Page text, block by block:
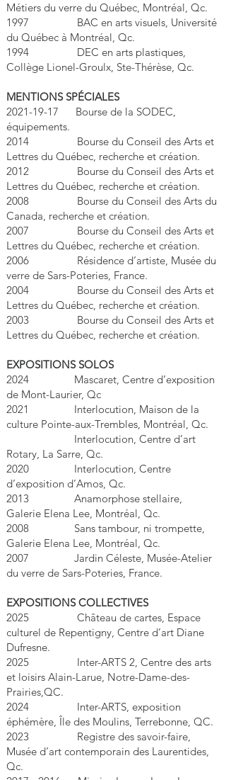
Métiers du verre du Québec, Montréal, Qc.
1997 BAC en arts visuels, Université
du Québec à Montréal, Qc.
1994 DEC en arts plastiques,
Collège Lionel-Groulx, Ste-Thérèse, Qc.
MENTIONS SPÉCIALES
2021-19-17 Bourse de la SODEC,
équipements.
2014 Bourse du Conseil des Arts et
Lettres du Québec, recherche et création.
2012 Bourse du Conseil des Arts et
Lettres du Québec, recherche et création.
2008 Bourse du Conseil des Arts du
Canada, recherche et création.
2007 Bourse du Conseil des Arts et
Lettres du Québec, recherche et création.
2006 Résidence d’artiste, Musée du
verre de Sars-Poteries, France.
2004 Bourse du Conseil des Arts et
Lettres du Québec, recherche et création.
2003 Bourse du Conseil des Arts et
Lettres du Québec, recherche et création.
EXPOSITIONS SOLOS
2024 Mascaret, Centre d’exposition
de Mont-Laurier, Qc
2021 Interlocution, Maison de la
culture Pointe-aux-Trembles, Montréal, Qc.
Interlocution, Centre d’art
Rotary, La Sarre, Qc.
2020 Interlocution, Centre
d’exposition d’Amos, Qc.
2013 Anamorphose stellaire,
Galerie Elena Lee, Montréal, Qc.
2008 Sans tambour, ni trompette,
Galerie Elena Lee, Montréal, Qc.
2007 Jardin Céleste, Musée-Atelier
du verre de Sars-Poteries, France.
EXPOSITIONS COLLECTIVES
2025 Château de cartes, Espace
culturel de Repentigny, Centre d’art Diane
Dufresne.
2025 Inter-ARTS 2, Centre des arts
et loisirs Alain-Larue, Notre-Dame-des-
Prairies,QC.
2024 Inter-ARTS, exposition
éphémère, Île des Moulins, Terrebonne, QC.
2023 Registre des savoir-faire,
Musée d’art contemporain des Laurentides,
Qc.